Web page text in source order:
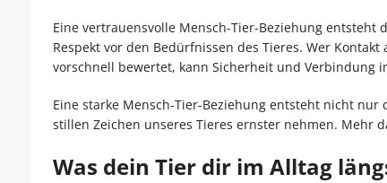
Eine vertrauensvolle Mensch-Tier-Beziehung
Respekt vor den Bedürfnissen des Tieres. Wer
vorschnell bewertet, kann Sicherheit und Verbindung
Eine starke Mensch-Tier-Beziehung entsteht nicht
stillen Zeichen unseres Tieres ernster nehmen. Mehr
Was dein Tier dir im Alltag